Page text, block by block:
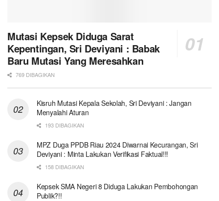
Mutasi Kepsek Diduga Sarat
Kepentingan, Sri Deviyani : Babak
Baru Mutasi Yang Meresahkan
769 DIBAGIKAN
Kisruh Mutasi Kepala Sekolah, Sri Deviyani : Jangan
Menyalahi Aturan
193 DIBAGIKAN
MPZ Duga PPDB Riau 2024 Diwarnai Kecurangan, Sri
Deviyani : Minta Lakukan Verifikasi Faktual!!!
158 DIBAGIKAN
Kepsek SMA Negeri 8 Diduga Lakukan Pembohongan
Publik?!!